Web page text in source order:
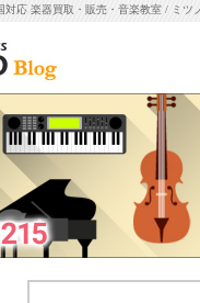
対応 楽器買取・販売・音楽教室 / ミツ